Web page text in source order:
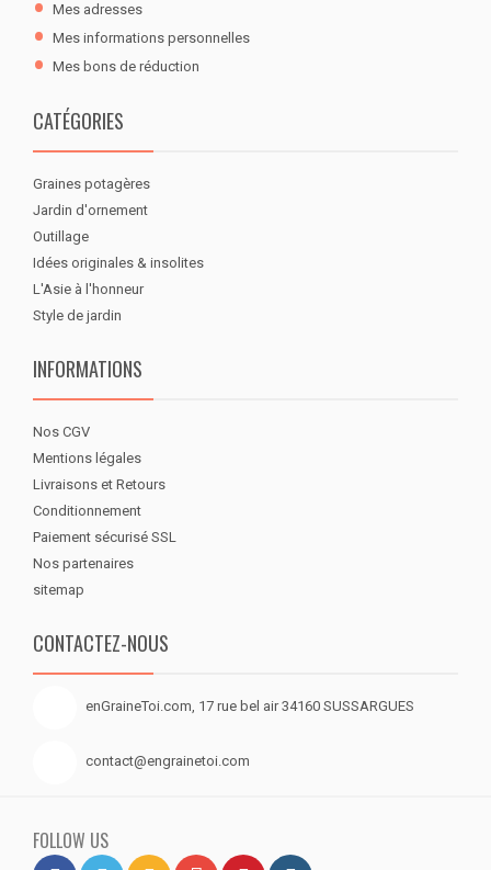
Mes adresses
Mes informations personnelles
Mes bons de réduction
CATÉGORIES
Graines potagères
Jardin d'ornement
Outillage
Idées originales & insolites
L'Asie à l'honneur
Style de jardin
INFORMATIONS
Nos CGV
Mentions légales
Livraisons et Retours
Conditionnement
Paiement sécurisé SSL
Nos partenaires
sitemap
CONTACTEZ-NOUS
enGraineToi.com, 17 rue bel air 34160 SUSSARGUES
contact@engrainetoi.com
FOLLOW US